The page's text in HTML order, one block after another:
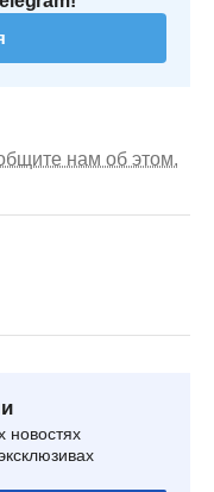
нам об этом.
новостях